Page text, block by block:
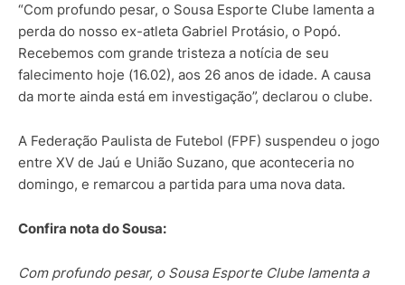
“Com profundo pesar, o Sousa Esporte Clube lamenta a
perda do nosso ex-atleta Gabriel Protásio, o Popó.
Recebemos com grande tristeza a notícia de seu
falecimento hoje (16.02), aos 26 anos de idade. A causa
da morte ainda está em investigação”, declarou o clube.
A Federação Paulista de Futebol (FPF) suspendeu o jogo
entre XV de Jaú e União Suzano, que aconteceria no
domingo, e remarcou a partida para uma nova data.
Confira nota do Sousa:
Com profundo pesar, o Sousa Esporte Clube lamenta a